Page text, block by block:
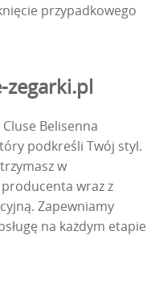
przypadkowego
zegarki.pl
Belisenna
podkreśli Twój styl.
w
wraz z
Zapewniamy
na każdym etapie